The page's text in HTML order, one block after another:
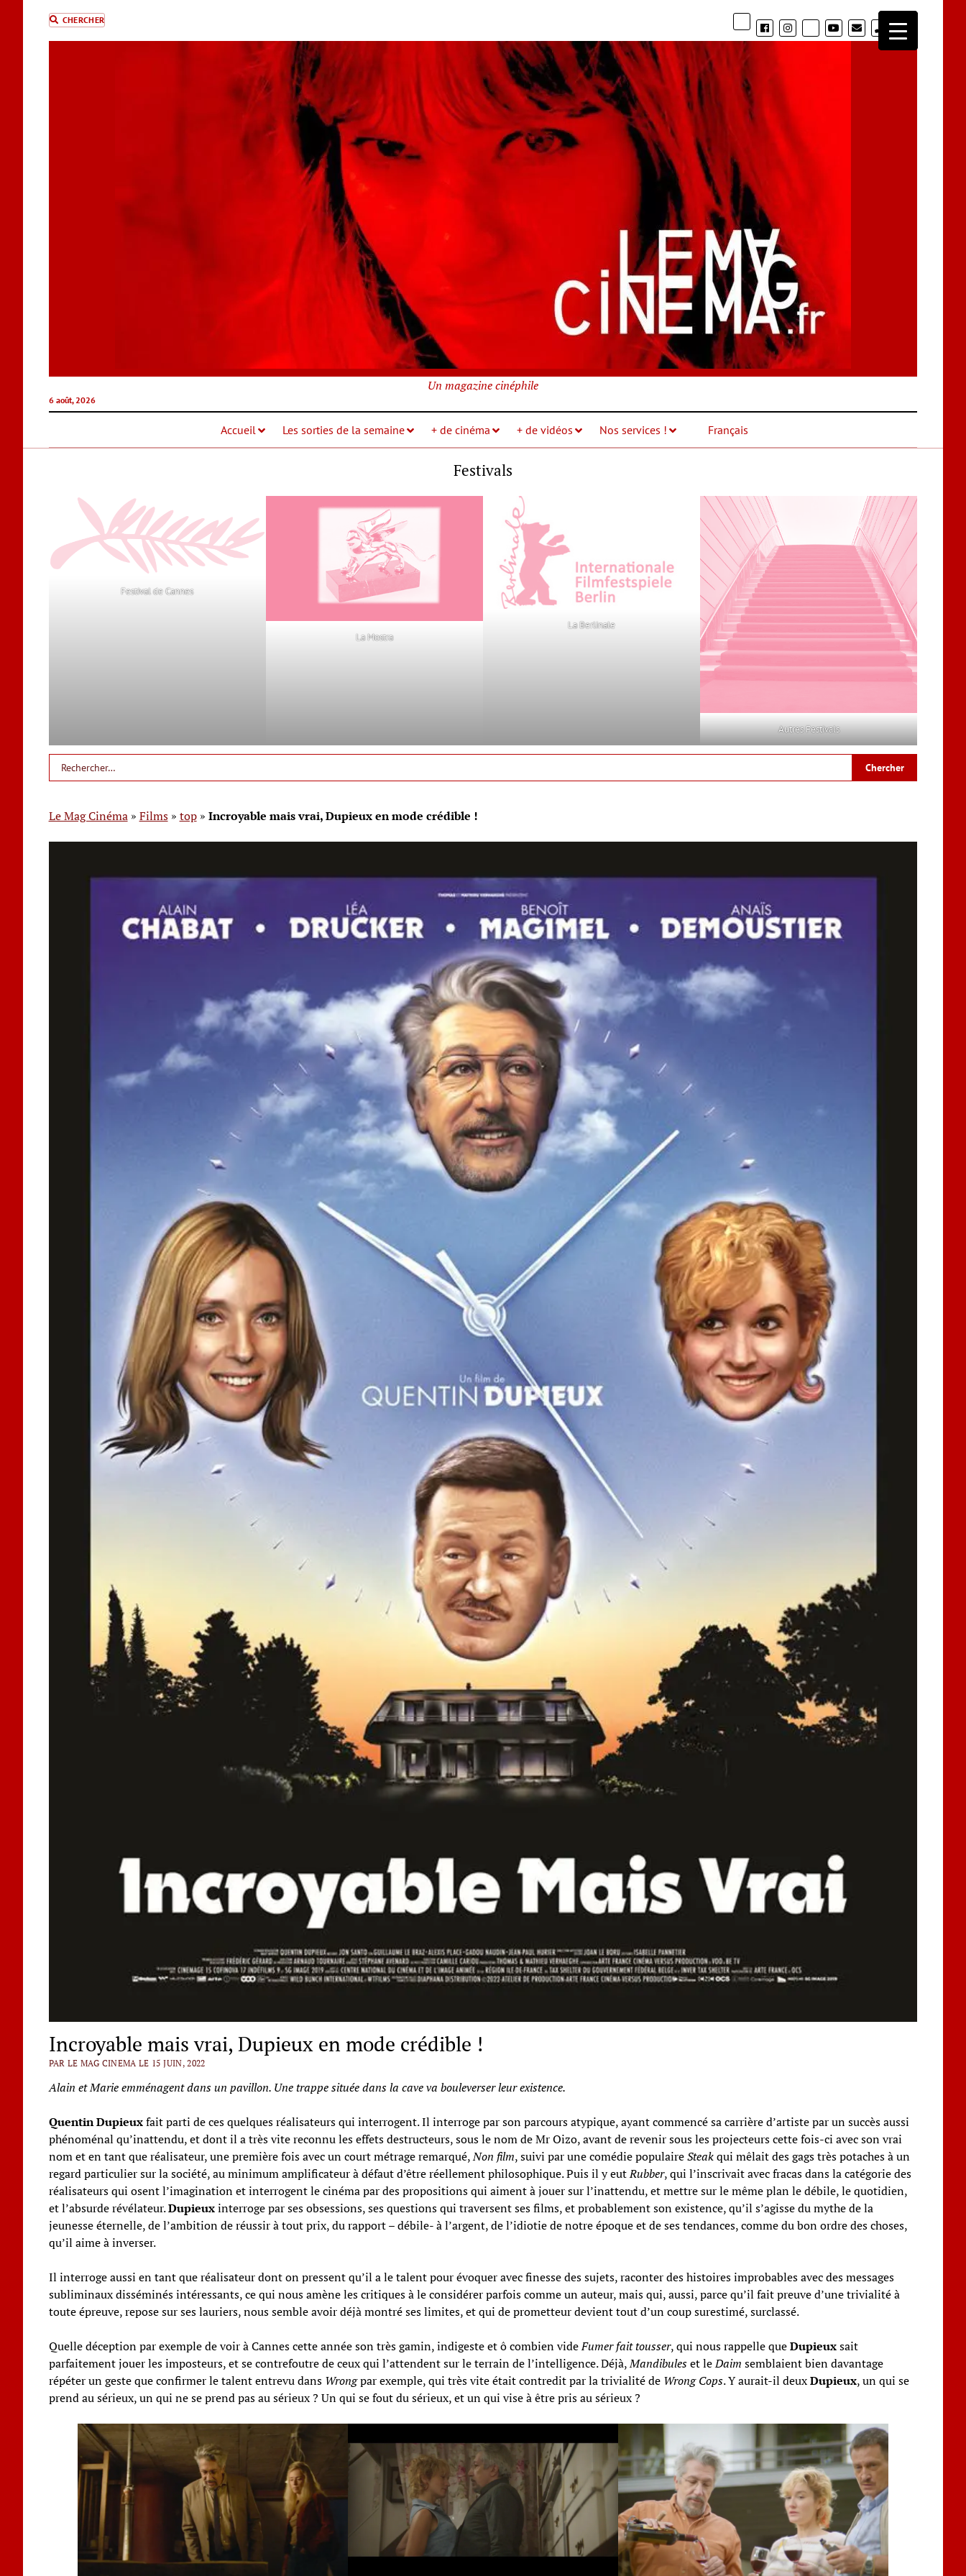
CHERCHER phone
6 août, 2026
Un magazine cinéphile
Accueil Les sorties de la semaine + de cinéma + de vidéos Nos services ! Français
Festivals
Festival de Cannes
La Mostra
La Berlinale
Autres Festivals
Le Mag Cinéma» Films» top» Incroyable mais vrai, Dupieux en mode crédible !
Incroyable mais vrai, Dupieux en mode crédible !
PAR LE MAG CINEMA LE 15 JUIN, 2022
Alain et Marie emménagent dans un pavillon. Une trappe située dans la cave va bouleverser leur existence.
Quentin Dupieuxfait parti de ces quelques réalisateurs qui interrogent. Il interroge par son parcours atypique, ayant commencé sa carrière d’artiste par un succès aussi
phénoménal qu’inattendu, et dont il a très vite reconnu les effets destructeurs, sous le nom de Mr Oizo, avant de revenir sous les projecteurs cette fois-ci avec son vrai
nom et en tant que réalisateur, une première fois avec un court métrage remarqué,Non film, suivi par une comédie populaireSteakqui mêlait des gags très potaches à un
regard particulier sur la société, au minimum amplificateur à défaut d’être réellement philosophique. Puis il y eutRubber, qui l’inscrivait avec fracas dans la catégorie des
réalisateurs qui osent l’imagination et interrogent le cinéma par des propositions qui aiment à jouer sur l’inattendu, et mettre sur le même plan le débile, le quotidien,
et l’absurde révélateur.Dupieuxinterroge par ses obsessions, ses questions qui traversent ses films, et probablement son existence, qu’il s’agisse du mythe de la
jeunesse éternelle, de l’ambition de réussir à tout prix, du rapport – débile- à l’argent, de l’idiotie de notre époque et de ses tendances, comme du bon ordre des choses,
qu’il aime à inverser.
Il interroge aussi en tant que réalisateur dont on pressent qu’il a le talent pour évoquer avec finesse des sujets, raconter des histoires improbables avec des messages
subliminaux disséminés intéressants, ce qui nous amène les critiques à le considérer parfois comme un auteur, mais qui, aussi, parce qu’il fait preuve d’une trivialité à
toute épreuve, repose sur ses lauriers, nous semble avoir déjà montré ses limites, et qui de prometteur devient tout d’un coup surestimé, surclassé.
Quelle déception par exemple de voir à Cannes cette année son très gamin, indigeste et ô combien videFumer fait tousser, qui nous rappelle queDupieuxsait
parfaitement jouer les imposteurs, et se contrefoutre de ceux qui l’attendent sur le terrain de l’intelligence. Déjà,Mandibuleset leDaim semblaient bien davantage
répéter un geste que confirmer le talent entrevu dans Wrongpar exemple, qui très vite était contredit par la trivialité de Wrong Cops. Y aurait-il deuxDupieux, un qui se
prend au sérieux, un qui ne se prend pas au sérieux ? Un qui se fout du sérieux, et un qui vise à être pris au sérieux ?